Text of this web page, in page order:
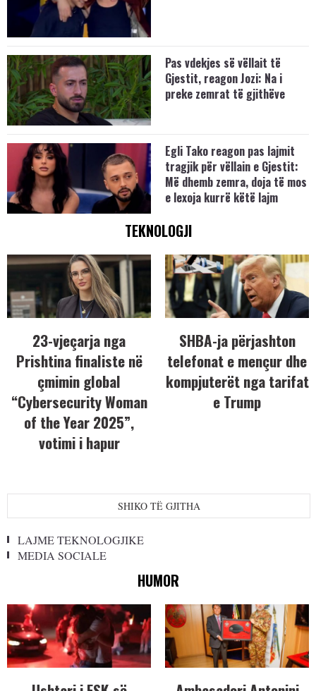
Pas vdekjes së vëllait të
Gjestit, reagon Jozi: Na i
preke zemrat të gjithëve
Egli Tako reagon pas lajmit
tragjik për vëllain e Gjestit:
Më dhemb zemra, doja të mos
e lexoja kurrë këtë lajm
TEKNOLOGJI
23-vjeçarja nga
Prishtina finaliste në
çmimin global
“Cybersecurity Woman
of the Year 2025”,
votimi i hapur
SHBA-ja përjashton
telefonat e mençur dhe
kompjuterët nga tarifat
e Trump
SHIKO TË GJITHA
LAJME TEKNOLOGJIKE
MEDIA SOCIALE
HUMOR